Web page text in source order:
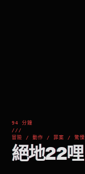
94 分鐘
///
冒險 / 動作 / 罪案 / 驚慄
絕地22哩